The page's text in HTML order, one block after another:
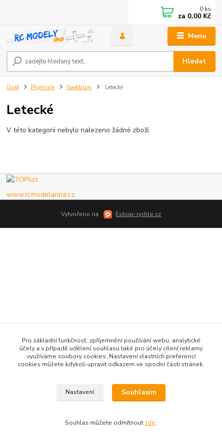
Menu
Hledat
0 ks
za 0,00 Kč
Úvod Přijímače Spektrum Letecké
Letecké
V této kategorii nebylo nalezeno žádné zboží.
www.rcmodelarina.cz
Vytvořeno na Eshop-rychle.cz
Pro základní funkčnost, zpříjemnění používání webu, analytické
účely a v případě udělení souhlasu také pro účely cílení reklamy
využíváme soubory cookies. Nastavení vlastních preferencí
cookies můžete kdykoli upravit odkazem ve spodní části stránek.
Nastavení Souhlasím
Souhlas můžete odmítnout zde.